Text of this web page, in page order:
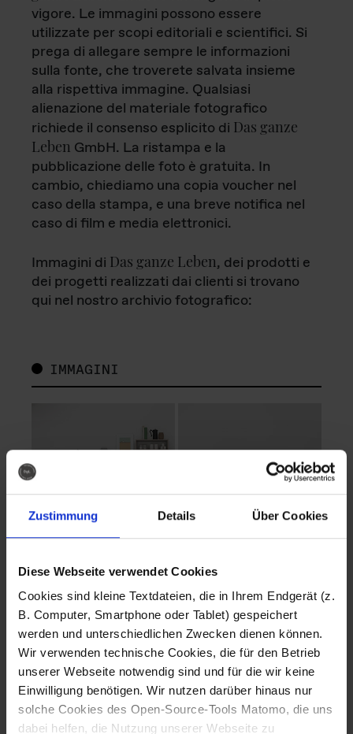
Zustimmung Details Über Cookies
Diese Webseite verwendet Cookies
Cookies sind kleine Textdateien, die in Ihrem Endgerät (z.
B. Computer, Smartphone oder Tablet) gespeichert
werden und unterschiedlichen Zwecken dienen können.
Wir verwenden technische Cookies, die für den Betrieb
unserer Webseite notwendig sind und für die wir keine
Einwilligung benötigen. Wir nutzen darüber hinaus nur
solche Cookies des Open-Source-Tools Matomo, die uns
dabei helfen, die Nutzung unserer Webseite zu
vigore. Le immagini possono essere
utilizzate per scopi editoriali e scientifici. Si
prega di allegare sempre le informazioni
sulla fonte, che troverete salvata insieme
alla rispettiva immagine. Qualsiasi
alienazione del materiale fotografico
richiede il consenso esplicito di Das ganze
Leben GmbH. La ristampa e la
pubblicazione delle foto è gratuita. In
cambio, chiediamo una copia voucher nel
caso della stampa, e una breve notifica nel
caso di film e media elettronici.
Immagini di Das ganze Leben, dei prodotti e
dei progetti realizzati dai clienti si trovano
qui nel nostro archivio fotografico:
IMMAGINI
Fotografo: Lorenz
Sternbach
Download
Fotografo: Lorenz
Sternbach
Download